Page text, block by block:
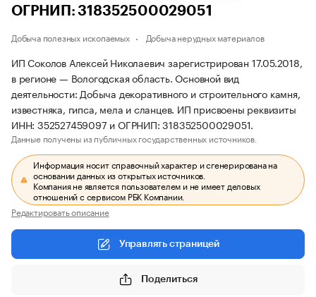
ОГРНИП: 318352500029051
Добыча полезных ископаемых Добыча нерудных материалов
ИП Соколов Алексей Николаевич зарегистрирован 17.05.2018,
в регионе — Вологодская область. Основной вид
деятельности: Добыча декоративного и строительного камня,
известняка, гипса, мела и сланцев. ИП присвоены реквизиты
ИНН: 352527459097 и ОГРНИП: 318352500029051.
Данные получены из публичных государственных источников.
Информация носит справочный характер и сгенерирована на
основании данных из открытых источников.
Компания не является пользователем и не имеет деловых
отношений с сервисом РБК Компании.
Редактировать описание
Управлять страницей
Поделиться